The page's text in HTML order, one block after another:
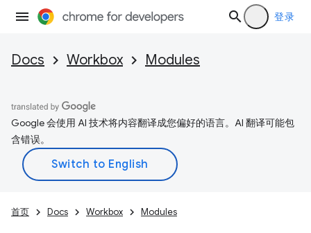
登录
Docs Workbox Modules
Google 会使用 AI 技术将内容翻译成您偏好的语言。AI 翻译可能包
含错误。
首页 Docs Workbox Modules